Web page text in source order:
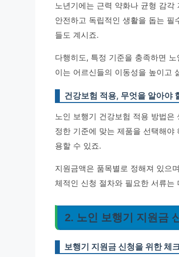
노년기에는 근력 약화나 균형 감
안전하고 독립적인 생활을 돕는
들도 계시죠.
다행히도, 특정 기준을 충족하면
이는 어르신들의 이동성을 높이고
건강보험 적용, 무엇을 알아야
노인 보행기 건강보험 적용 방법은
정한 기준에 맞는 제품을 선택해
용할 수 있죠.
지원금액은 품목별로 정해져 있으
체적인 신청 절차와 필요한 서류는
2. 노인 보행기 지원금
보행기 지원금 신청을 위한 체